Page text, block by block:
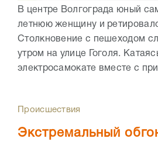
В центре Волгограда юный
летнюю женщину и
Столкновение с пешеходом
утром на улице Гоголя.
электросамокате вместе с
Происшествия
Экстремальный